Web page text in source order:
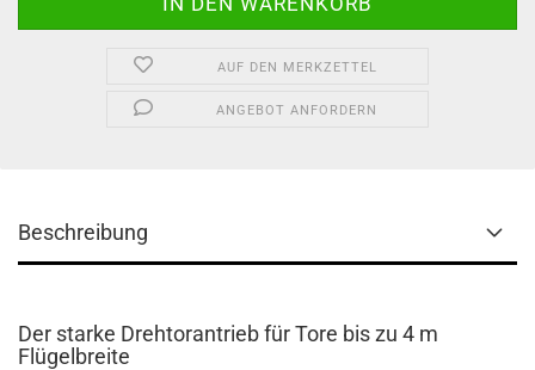
AUF DEN MERKZETTEL
ANGEBOT ANFORDERN
Beschreibung
Der starke Drehtorantrieb für Tore bis zu 4 m
Flügelbreite